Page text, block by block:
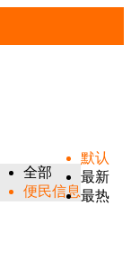
全部
便民信息
默认
最新
最热